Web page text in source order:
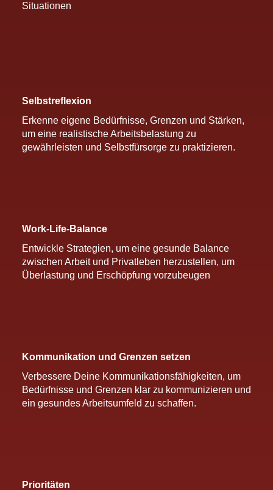
Situationen
Selbstreflexion
Erkenne eigene Bedürfnisse, Grenzen und Stärken,
um eine realistische Arbeitsbelastung zu
gewährleisten und Selbstfürsorge zu praktizieren.
Work-Life-Balance
Entwickle Strategien, um eine gesunde Balance
zwischen Arbeit und Privatleben herzustellen, um
Überlastung und Erschöpfung vorzubeugen
Kommunikation und Grenzen setzen
Verbessere Deine Kommunikationsfähigkeiten, um
Bedürfnisse und Grenzen klar zu kommunizieren und
ein gesundes Arbeitsumfeld zu schaffen.
Prioritäten